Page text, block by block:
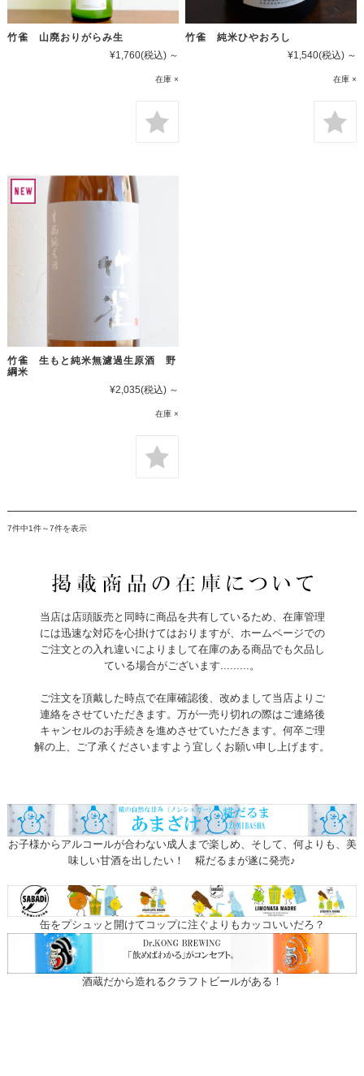
竹雀 山廃おりがらみ生
¥1,760(税込) ～
在庫 ×
竹雀 純米ひやおろし
¥1,540(税込) ～
在庫 ×
竹雀 生もと純米無濾過生原酒 野
綱米
¥2,035(税込) ～
在庫 ×
7件中1件～7件を表示
当店は店頭販売と同時に商品を共有しているため、在庫管理
には迅速な対応を心掛けてはおりますが、ホームページでの
ご注文との入れ違いによりまして在庫のある商品でも欠品し
ている場合がございます.........。
ご注文を頂戴した時点で在庫確認後、改めまして当店よりご
連絡をさせていただきます。万が一売り切れの際はご連絡後
キャンセルのお手続きを進めさせていただきます。何卒ご理
解の上、ご了承くださいますよう宜しくお願い申し上げます。
お子様からアルコールが合わない成人まで楽しめ、そして、何よりも、美
味しい甘酒を出したい！ 糀だるまが遂に発売♪
缶をプシュッと開けてコップに注ぐよりもカッコいいだろ？
酒蔵だから造れるクラフトビールがある！